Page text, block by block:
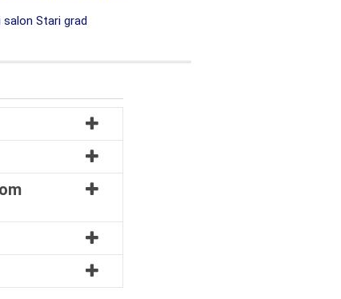
salon Stari grad